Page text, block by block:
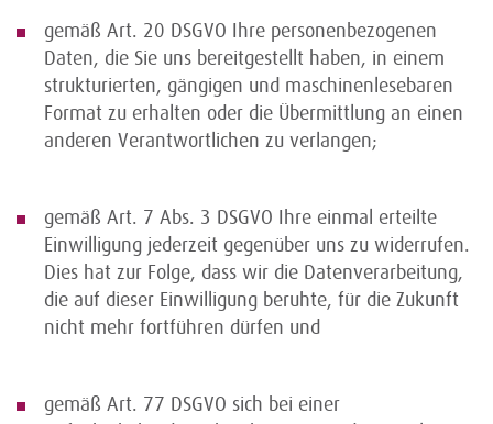
gemäß Art. 20 DSGVO Ihre personenbezogenen
Daten, die Sie uns bereitgestellt haben, in einem
strukturierten, gängigen und maschinenlesebaren
Format zu erhalten oder die Übermittlung an einen
anderen Verantwortlichen zu verlangen;
gemäß Art. 7 Abs. 3 DSGVO Ihre einmal erteilte
Einwilligung jederzeit gegenüber uns zu widerrufen.
Dies hat zur Folge, dass wir die Datenverarbeitung,
die auf dieser Einwilligung beruhte, für die Zukunft
nicht mehr fortführen dürfen und
gemäß Art. 77 DSGVO sich bei einer